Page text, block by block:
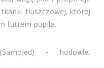
z nerkami.
żywienie
się, jaka będzie